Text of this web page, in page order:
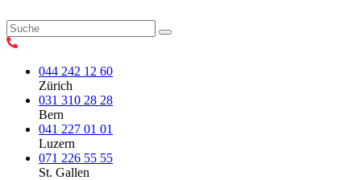
044 242 12 60
Zürich
031 310 28 28
Bern
041 227 01 01
Luzern
071 226 55 55
St. Gallen